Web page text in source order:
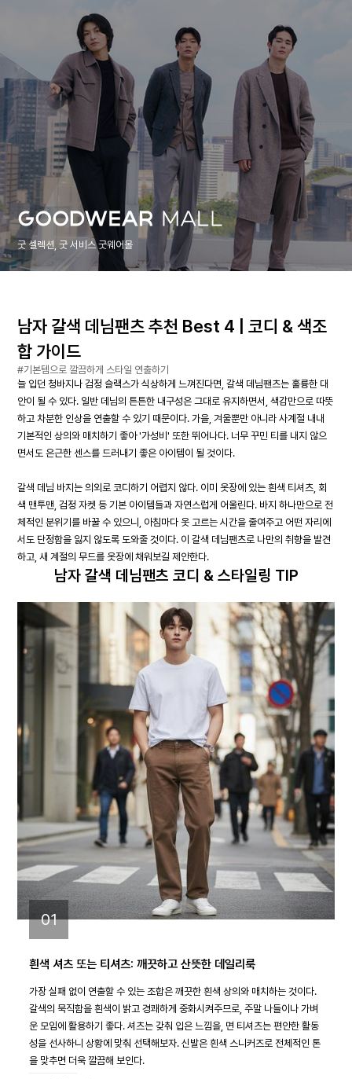
굿 셀렉션, 굿 서비스 굿웨어몰
남자 갈색 데님팬츠 추천 Best 4 | 코디 & 색조
합 가이드
#기본템으로 깔끔하게 스타일 연출하기
늘 입던 청바지나 검정 슬랙스가 식상하게 느껴진다면, 갈색 데님팬츠는 훌륭한 대
안이 될 수 있다. 일반 데님의 튼튼한 내구성은 그대로 유지하면서, 색감만으로 따뜻
하고 차분한 인상을 연출할 수 있기 때문이다. 가을, 겨울뿐만 아니라 사계절 내내
기본적인 상의와 매치하기 좋아 '가성비' 또한 뛰어나다. 너무 꾸민 티를 내지 않으
면서도 은근한 센스를 드러내기 좋은 아이템이 될 것이다.
갈색 데님 바지는 의외로 코디하기 어렵지 않다. 이미 옷장에 있는 흰색 티셔츠, 회
색 맨투맨, 검정 자켓 등 기본 아이템들과 자연스럽게 어울린다. 바지 하나만으로 전
체적인 분위기를 바꿀 수 있으니, 아침마다 옷 고르는 시간을 줄여주고 어떤 자리에
서도 단정함을 잃지 않도록 도와줄 것이다. 이 갈색 데님팬츠로 나만의 취향을 발견
하고, 새 계절의 무드를 옷장에 채워보길 제안한다.
남자 갈색 데님팬츠 코디 & 스타일링 TIP
01
흰색 셔츠 또는 티셔츠: 깨끗하고 산뜻한 데일리룩
가장 실패 없이 연출할 수 있는 조합은 깨끗한 흰색 상의와 매치하는 것이다.
갈색의 묵직함을 흰색이 밝고 경쾌하게 중화시켜주므로, 주말 나들이나 가벼
운 모임에 활용하기 좋다. 셔츠는 갖춰 입은 느낌을, 면 티셔츠는 편안한 활동
성을 선사하니 상황에 맞춰 선택해보자. 신발은 흰색 스니커즈로 전체적인 톤
을 맞추면 더욱 깔끔해 보인다.